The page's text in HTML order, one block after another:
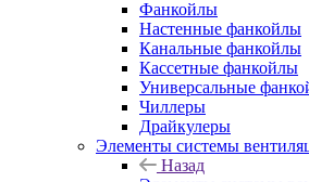
Фанкойлы
Настенные фанкойлы
Канальные фанкойлы
Кассетные фанкойлы
Универсальные
Чиллеры
Драйкулеры
Элементы системы
Назад